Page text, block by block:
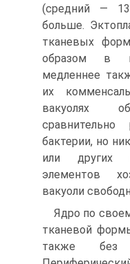
(средний —
больше.
тканевых
образом в
медленнее
их
вакуолях
сравнительно
бактерии, но
или других
элементов
вакуоли
Ядро по
тканевой
также без